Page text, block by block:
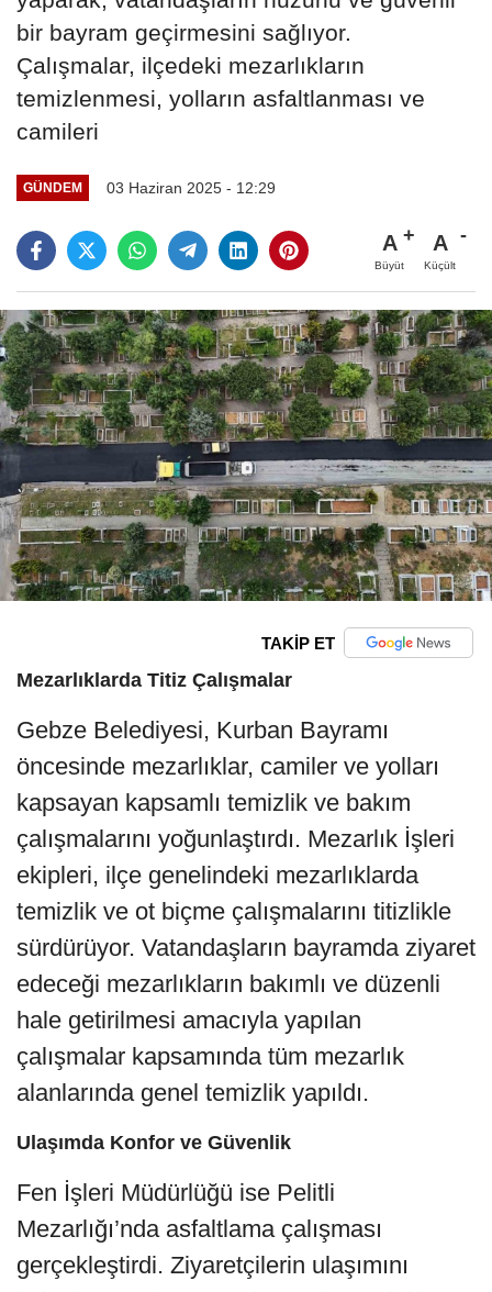
bir bayram geçirmesini sağlıyor.
Çalışmalar, ilçedeki mezarlıkların
temizlenmesi, yolların asfaltlanması ve
camileri
GÜNDEM 03 Haziran 2025 - 12:29
A
Büyüt
A
Küçült
TAKİP ET
Mezarlıklarda Titiz Çalışmalar
Gebze Belediyesi, Kurban Bayramı
öncesinde mezarlıklar, camiler ve yolları
kapsayan kapsamlı temizlik ve bakım
çalışmalarını yoğunlaştırdı. Mezarlık İşleri
ekipleri, ilçe genelindeki mezarlıklarda
temizlik ve ot biçme çalışmalarını titizlikle
sürdürüyor. Vatandaşların bayramda ziyaret
edeceği mezarlıkların bakımlı ve düzenli
hale getirilmesi amacıyla yapılan
çalışmalar kapsamında tüm mezarlık
alanlarında genel temizlik yapıldı.
Ulaşımda Konfor ve Güvenlik
Fen İşleri Müdürlüğü ise Pelitli
Mezarlığı’nda asfaltlama çalışması
gerçekleştirdi. Ziyaretçilerin ulaşımını